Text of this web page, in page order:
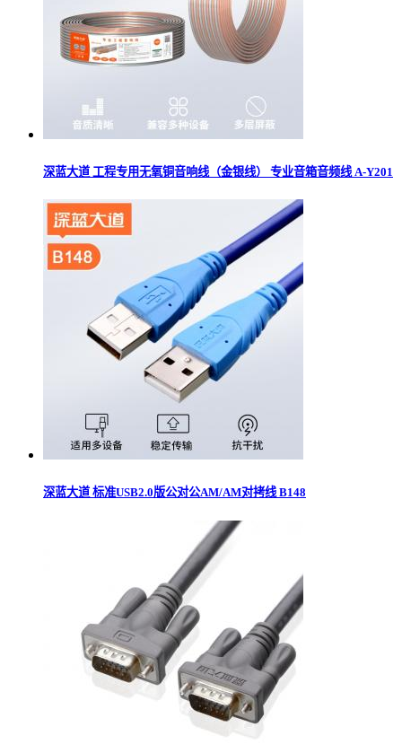
深蓝大道 工程专用无氧铜音响线（金银线） 专业音箱音频线 A-Y201
深蓝大道 标准USB2.0版公对公AM/AM对拷线 B148